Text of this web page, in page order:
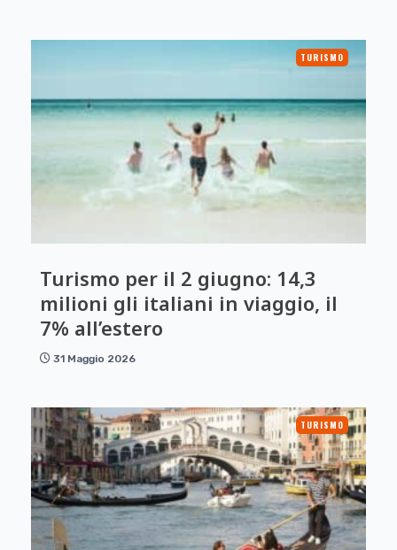
TURISMO
Turismo per il 2 giugno: 14,3
milioni gli italiani in viaggio, il
7% all’estero
31 Maggio 2026
TURISMO